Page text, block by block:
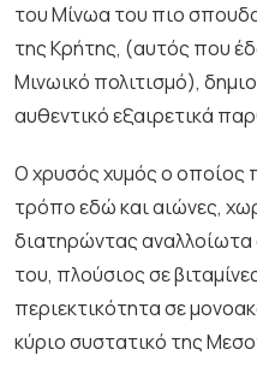
του Μίνωα του πιο
της Κρήτης, (αυτός που
Μινωικό πολιτισμό),
αυθεντικό εξαιρετικά
Ο χρυσός χυμός ο οποίος
τρόπο εδώ και αιώνες,
διατηρώντας αναλλοίωτα
του, πλούσιος σε
περιεκτικότητα σε
κύριο συστατικό της